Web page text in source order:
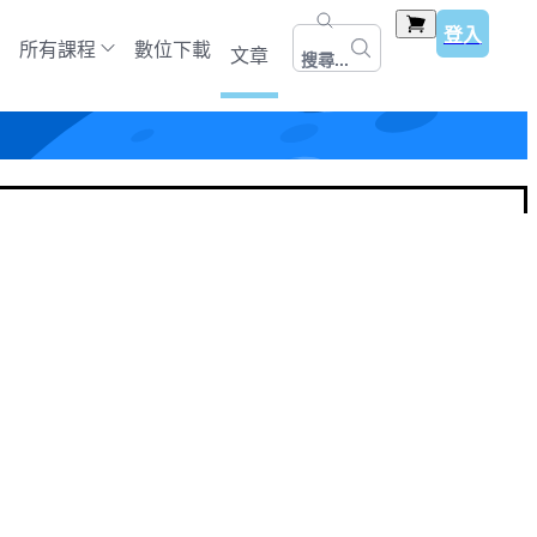
所有課程 數位下載 文章 搜尋...
登入